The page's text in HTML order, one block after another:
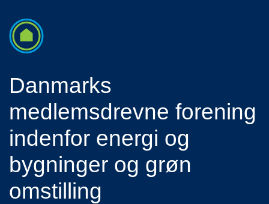
Danmarks
medlemsdrevne forening
indenfor energi og
bygninger og grøn
omstilling